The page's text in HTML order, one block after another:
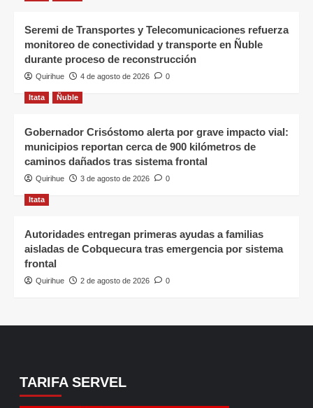
Seremi de Transportes y Telecomunicaciones refuerza
monitoreo de conectividad y transporte en Ñuble
durante proceso de reconstrucción
Quirihue 4 de agosto de 2026 0
Itata Ñuble
Gobernador Crisóstomo alerta por grave impacto vial:
municipios reportan cerca de 900 kilómetros de
caminos dañados tras sistema frontal
Quirihue 3 de agosto de 2026 0
Itata
Autoridades entregan primeras ayudas a familias
aisladas de Cobquecura tras emergencia por sistema
frontal
Quirihue 2 de agosto de 2026 0
TARIFA SERVEL